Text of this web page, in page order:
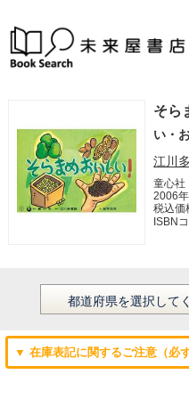
そら
い・
江川
童心社
2006
税込価
ISBN
▼ 在庫表記に関するご注意（必